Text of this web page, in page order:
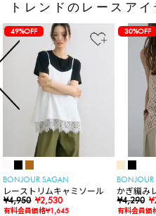
トレンドのレースアイ
49%OFF
BONJOUR SAGAN
レーストリムキャミソール
¥4,950 ¥2,530
有料会員価格¥1,645
30%OFF
BONJOUR
かぎ編み
ェ
¥4,290
有料会員価